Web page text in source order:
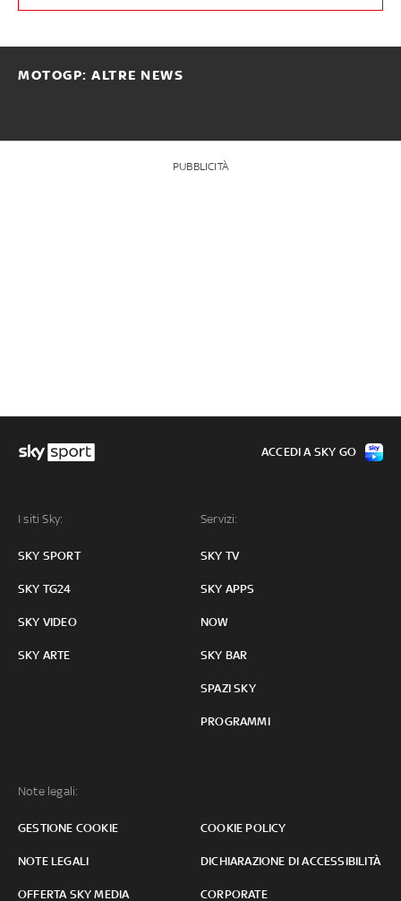
MOTOGP: ALTRE NEWS
PUBBLICITÀ
I siti Sky:
SKY SPORT
SKY TG24
SKY VIDEO
SKY ARTE
Servizi:
SKY TV
SKY APPS
NOW
SKY BAR
SPAZI SKY
PROGRAMMI
Note legali:
GESTIONE COOKIE COOKIE POLICY
NOTE LEGALI DICHIARAZIONE DI ACCESSIBILITÀ
OFFERTA SKY MEDIA CORPORATE
ACCEDI A SKY GO